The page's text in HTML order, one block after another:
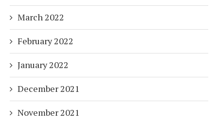
March 2022
February 2022
January 2022
December 2021
November 2021